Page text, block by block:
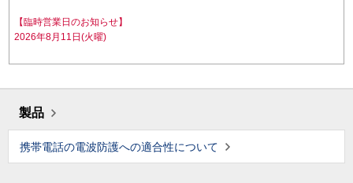
【臨時営業日のお知らせ】
2026年8月11日(火曜)
製品
携帯電話の電波防護への適合性について